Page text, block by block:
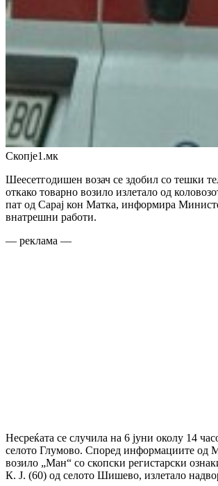
Скопје1.мк
Шеесетгодишен возач се здобил со тешки
откако товарно возило излетало од
пат од Сарај кон Матка, информира
внатрешни работи.
— реклама —
Несреќата се случила на 6 јуни околу 14
селото Глумово. Според информациите од
возило „Ман“ со скопски регистарски
К. Ј. (60) од селото Шишево, излетало